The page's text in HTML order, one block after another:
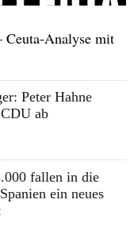
Ceuta-Analyse mit
Peter Hahne
ab
fallen in die
ein neues